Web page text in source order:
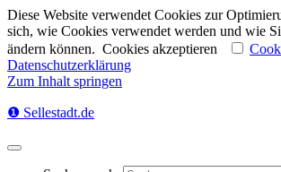
Diese Website verwendet Cookies zur
sich, wie Cookies verwendet werden und wie
ändern können. Cookies akzeptieren
Datenschutzerklärung
Zum Inhalt springen
❶ Sellestadt.de